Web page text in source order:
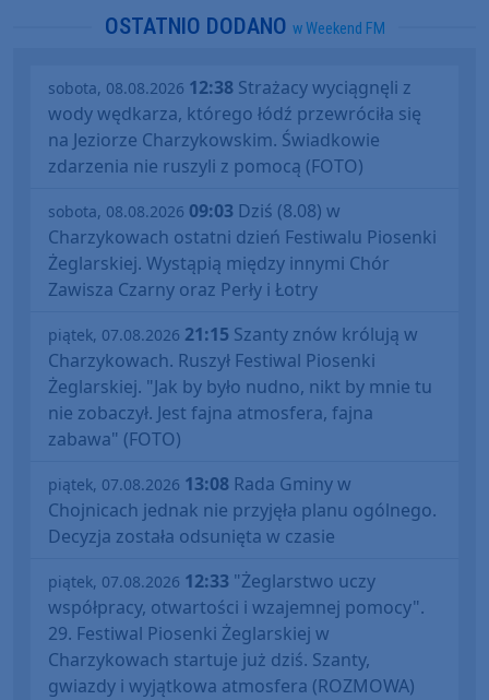
OSTATNIO DODANO w Weekend FM
sobota, 08.08.2026 12:38 Strażacy wyciągnęli z
wody wędkarza, którego łódź przewróciła się
na Jeziorze Charzykowskim. Świadkowie
zdarzenia nie ruszyli z pomocą (FOTO)
sobota, 08.08.2026 09:03 Dziś (8.08) w
Charzykowach ostatni dzień Festiwalu Piosenki
Żeglarskiej. Wystąpią między innymi Chór
Zawisza Czarny oraz Perły i Łotry
piątek, 07.08.2026 21:15 Szanty znów królują w
Charzykowach. Ruszył Festiwal Piosenki
Żeglarskiej. "Jak by było nudno, nikt by mnie tu
nie zobaczył. Jest fajna atmosfera, fajna
zabawa" (FOTO)
piątek, 07.08.2026 13:08 Rada Gminy w
Chojnicach jednak nie przyjęła planu ogólnego.
Decyzja została odsunięta w czasie
piątek, 07.08.2026 12:33 "Żeglarstwo uczy
współpracy, otwartości i wzajemnej pomocy".
29. Festiwal Piosenki Żeglarskiej w
Charzykowach startuje już dziś. Szanty,
gwiazdy i wyjątkowa atmosfera (ROZMOWA)